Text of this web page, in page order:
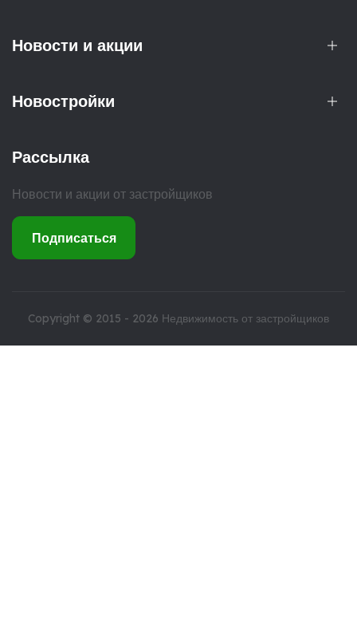
Новости и акции
Новостройки
Рассылка
Новости и акции от застройщиков
Подписаться
Copyright © 2015 - 2026 Недвижимость от застройщиков